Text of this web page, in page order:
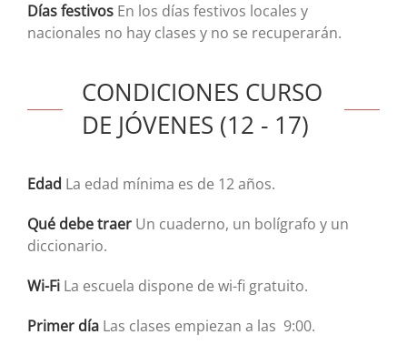
Días festivos En los días festivos locales y
nacionales no hay clases y no se recuperarán.
CONDICIONES CURSO
DE JÓVENES (12 - 17)
Edad La edad mínima es de 12 años.
Qué debe traer Un cuaderno, un bolígrafo y un
diccionario.
Wi-Fi La escuela dispone de wi-fi gratuito.
Primer día Las clases empiezan a las 9:00.